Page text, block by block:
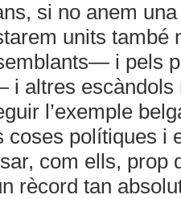
si no anem
units també
i pels
i altres escàndols
l’exemple
coses polítiques i
com ells, prop
rècord tan